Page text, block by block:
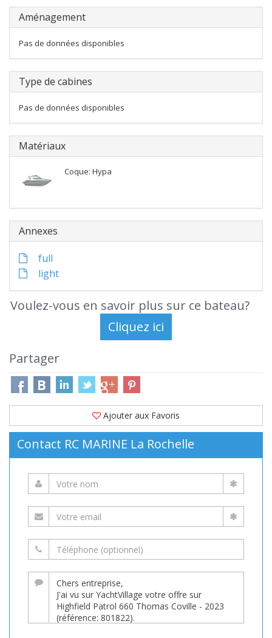
Aménagement
Pas de données disponibles
Type de cabines
Pas de données disponibles
Matériaux
Coque: Hypa
Annexes
full
light
Voulez-vous en savoir plus sur ce bateau?
Partager
Ajouter aux Favoris
Contact RC MARINE La Rochelle